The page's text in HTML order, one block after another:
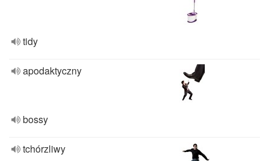
tidy
apodaktyczny
bossy
tchórzliwy